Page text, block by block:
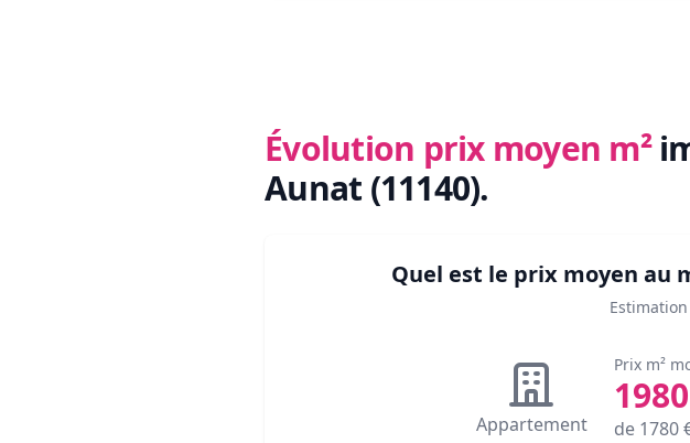
Évolution prix moyen m²
Aunat (11140).
Quel est le prix moyen au
Appartement
Prix m²
1980
de 1780